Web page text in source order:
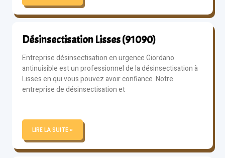
Désinsectisation Lisses (91090)
Entreprise désinsectisation en urgence Giordano
antinuisible est un professionnel de la désinsectisation à
Lisses en qui vous pouvez avoir confiance. Notre
entreprise de désinsectisation et
LIRE LA SUITE »